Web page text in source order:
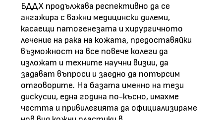
БДДХ продължава респективно да се
ангажира с важни медицински дилеми,
касаещи патогенезата и хирургичното
лечение на рака на кожата, предоставяйки
възможност на все повече колеги да
изложат и техните научни визии, да
задават въпроси и заедно да потърсим
отговорите. На базата именно на тези
дискусии, една година по-късно, имахме
честта и привилегията да официализираме